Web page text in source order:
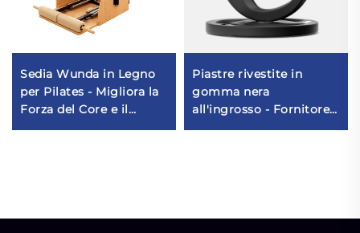
Sedia Wunda in Legno
per Pilates - Migliora la
Forza del Core e il
Controllo del Corpo
Piastre rivestite in
gomma nera
all'ingrosso - Fornitore
di attrezzature per